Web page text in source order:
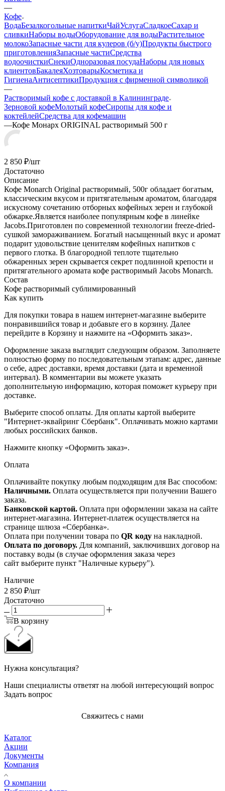
—
Кофе
ВодаБезалкогольные напиткиЧайУслугаСладкоеСахар и
сливкиНаборы водыОборудование для водыРастительное
молокоЗапасные части для кулеров (б/у)Продукты быстрого
приготовленияЗапасные частиСредства
водоочисткиСнекиОдноразовая посудаНаборы для новых
клиентовБакалеяХозтоварыКосметика и
ГигиенаАнтисептикиПродукция с фирменной символикой
—
Растворимый кофе с доставкой в Калининграде
Зерновой кофеМолотый кофеСиропы для кофе и
коктейлейСредства для кофемашин
—Кофе Монарх ORIGINAL растворимый 500 г
2 850 ₽/шт
Достаточно
Описание
Кофе Monarch Original растворимый, 500г обладает богатым,
классическим вкусом и притягательным ароматом, благодаря
искусному сочетанию отборных кофейных зерен и глубокой
обжарке.Является наиболее популярным кофе в линейке
Jacobs.Приготовлен по современной технологии freeze-dried-
сушкой замораживанием. Богатый насыщенный вкус и аромат
подарит удовольствие ценителям кофейных напитков с
первого глотка. В благородной теплоте тщательно
обжаренных зерен скрывается секрет подлинной крепости и
притягательного аромата кофе растворимый Jacobs Monarch.
Состав
Кофе растворимый сублимированный
Как купить
Для покупки товара в нашем интернет-магазине выберите
понравившийся товар и добавьте его в корзину. Далее
перейдите в Корзину и нажмите на «Оформить заказ».
Оформление заказа выглядит следующим образом. Заполняете
полностью форму по последовательным этапам: адрес, данные
о себе, адрес доставки, время доставки (дата и временной
интервал). В комментарии вы можете указать
дополнительную информацию, которая поможет курьеру при
доставке.
Выберите способ оплаты. Для оплаты картой выберите
"Интернет-эквайринг Сбербанк". Оплачивать можно картами
любых российских банков.
Нажмите кнопку «Оформить заказ».
Оплата
Оплачивайте покупку любым подходящим для Вас способом:
Наличными. Оплата осуществляется при получении Вашего
заказа.
Банковской картой. Оплата при оформлении заказа на сайте
интернет-магазина. Интернет-платеж осуществляется на
странице шлюза «Сбербанка».
Оплата при получении товара по QR коду на накладной.
Оплата по договору. Для компаний, заключивших договор на
поставку воды (в случае оформления заказа через
сайт выберите пункт "Наличные курьеру").
Наличие
2 850 ₽/шт
Достаточно
В корзину
Нужна консультация?
Наши специалисты ответят на любой интересующий вопрос
Задать вопрос
Свяжитесь с нами
Каталог
Акции
Документы
Компания
О компании